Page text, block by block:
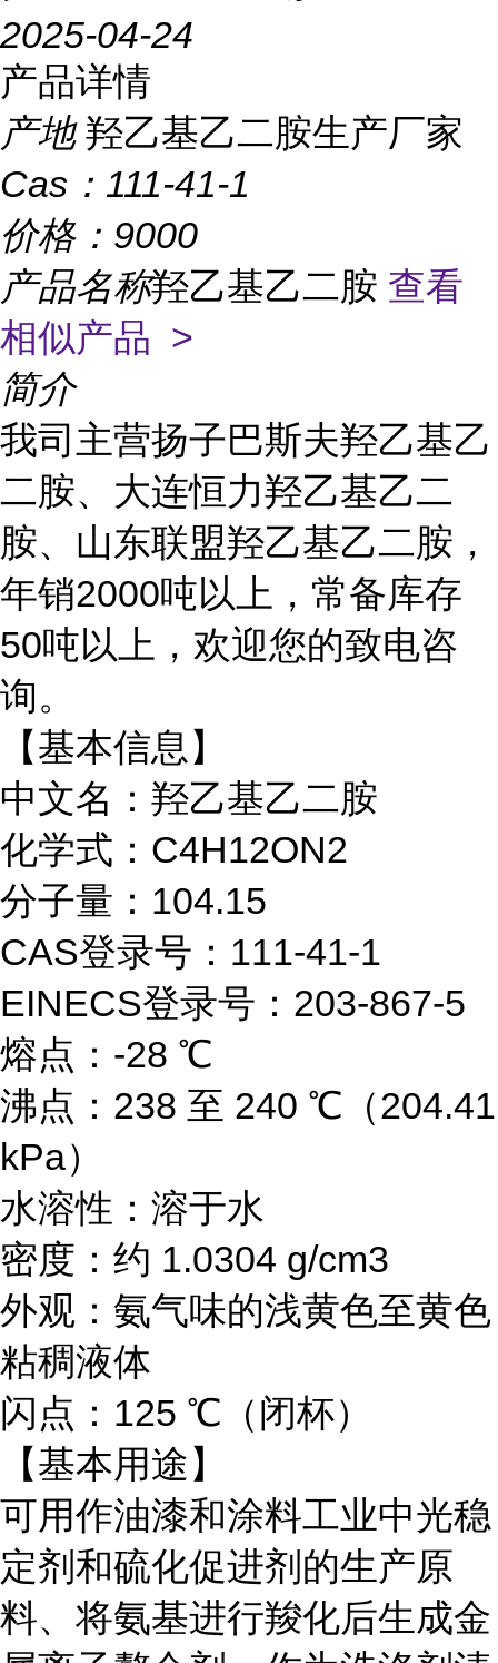
2025-04-24
产品详情
产地 羟乙基乙二胺生产厂家
Cas： 111-41-1
价格： 9000
产品名称羟乙基乙二胺 查看
相似产品 >
简介
我司主营扬子巴斯夫羟乙基乙
二胺、大连恒力羟乙基乙二
胺、山东联盟羟乙基乙二胺，
年销2000吨以上，常备库存
50吨以上，欢迎您的致电咨
询。
【基本信息】
中文名：羟乙基乙二胺
化学式：C4H12ON2
分子量：104.15
CAS登录号：111-41-1
EINECS登录号：203-867-5
熔点：-28 ℃
沸点：238 至 240 ℃（204.41
kPa）
水溶性：溶于水
密度： 约 1.0304 g/cm3
外观：氨气味的浅黄色至黄色
粘稠液体
闪点：125 ℃（闭杯）
【基本用途】
可用作油漆和涂料工业中光稳
定剂和硫化促进剂的生产原
料、将氨基进行羧化后生成金